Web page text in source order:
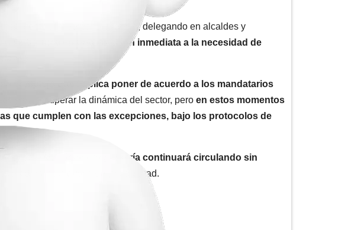
el transporte terrestre, delegando en alcaldes y
no se traduce en una solución inmediata a la necesidad de
complejo que implica poner de acuerdo a los mandatarios
para recuperar la dinámica del sector, pero en estos momentos
que cumplen con las excepciones, bajo los protocolos de
con restricciones,
la piratería continuará circulando sin
medida de prevención y seguridad.